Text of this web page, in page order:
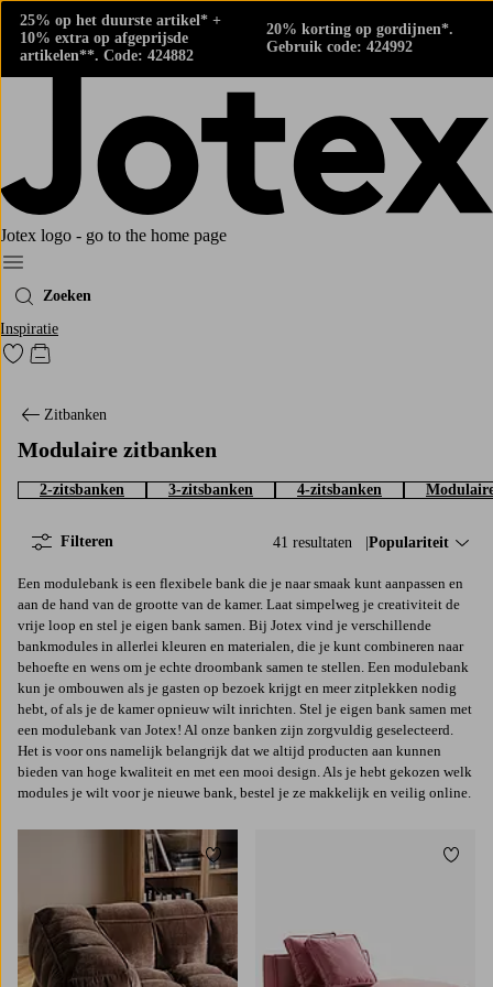
25% op het duurste artikel* +
10% extra op afgeprijsde
artikelen**. Code: 424882
20% korting op gordijnen*.
Gebruik code: 424992
Jotex logo - go to the home page
Menu
Zoeken
Inspiratie
Ga naar favoriet gemarkeerde producten
Go to checkout
Zitbanken
Modulaire zitbanken
2-zitsbanken 3-zitsbanken 4-zitsbanken
41 resultaten Sorteer op:
Populariteit
Filteren
Een modulebank is een flexibele bank die je naar smaak kunt aanpassen en
aan de hand van de grootte van de kamer. Laat simpelweg je creativiteit de
vrije loop en stel je eigen bank samen. Bij Jotex vind je verschillende
bankmodules in allerlei kleuren en materialen, die je kunt combineren naar
behoefte en wens om je echte droombank samen te stellen. Een modulebank
kun je ombouwen als je gasten op bezoek krijgt en meer zitplekken nodig
hebt, of als je de kamer opnieuw wilt inrichten. Stel je eigen bank samen met
een modulebank van Jotex! Al onze banken zijn zorgvuldig geselecteerd.
Het is voor ons namelijk belangrijk dat we altijd producten aan kunnen
bieden van hoge kwaliteit en met een mooi design. Als je hebt gekozen welk
modules je wilt voor je nieuwe bank, bestel je ze makkelijk en veilig online.
Toevoegen aan favorieten